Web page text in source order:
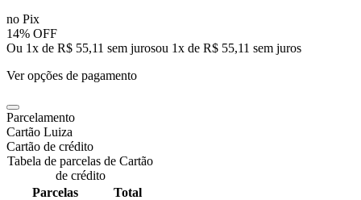
no Pix
14% OFF
Ou 1x de R$ 55,11 sem jurosou 1x de R$ 55,11 sem juros
Ver opções de pagamento
Parcelamento
Cartão Luiza
Cartão de crédito
Tabela de parcelas de Cartão
de crédito
Parcelas
Total